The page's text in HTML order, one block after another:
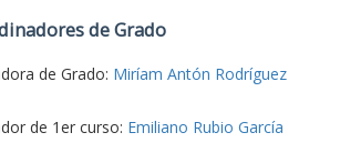
de Grado
de Grado: Miríam Antón Rodríguez
de 1er curso: Emiliano Rubio García